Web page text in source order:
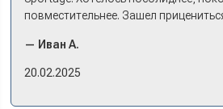
повместительнее. Зашел
и прям мое! Даже не скажешь, что
вылезая из него и порешали.
— Иван А.
20.02.2025